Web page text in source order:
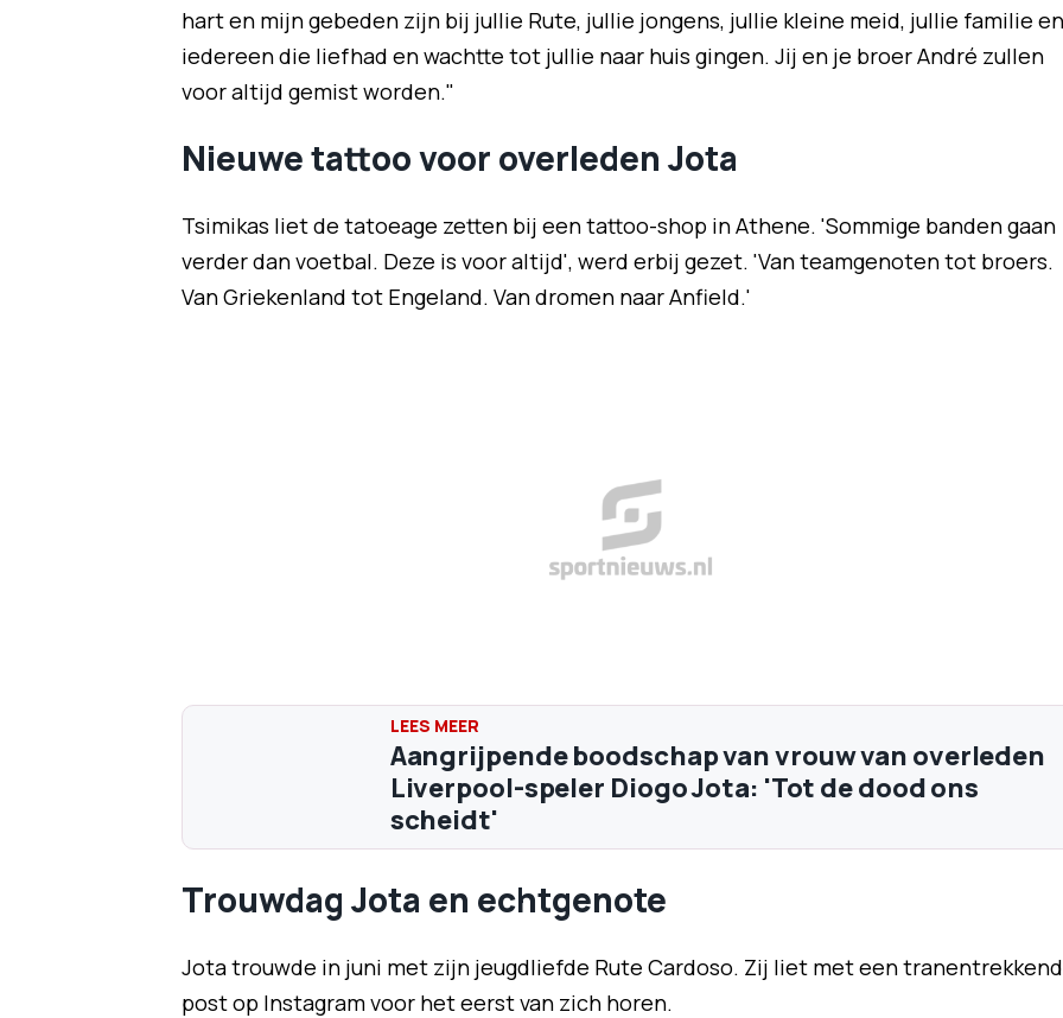
hart en mijn gebeden zijn bij jullie Rute, jullie jongens, jullie kleine meid, jullie familie en
iedereen die liefhad en wachtte tot jullie naar huis gingen. Jij en je broer André zullen
voor altijd gemist worden."
Nieuwe tattoo voor overleden Jota
Tsimikas liet de tatoeage zetten bij een tattoo-shop in Athene. 'Sommige banden gaan
verder dan voetbal. Deze is voor altijd', werd erbij gezet. 'Van teamgenoten tot broers.
Van Griekenland tot Engeland. Van dromen naar Anfield.'
Aangrijpende boodschap van vrouw van overleden
Liverpool-speler Diogo Jota: 'Tot de dood ons
scheidt'
Trouwdag Jota en echtgenote
Jota trouwde in juni met zijn jeugdliefde Rute Cardoso. Zij liet met een
post op Instagram voor het eerst van zich horen.